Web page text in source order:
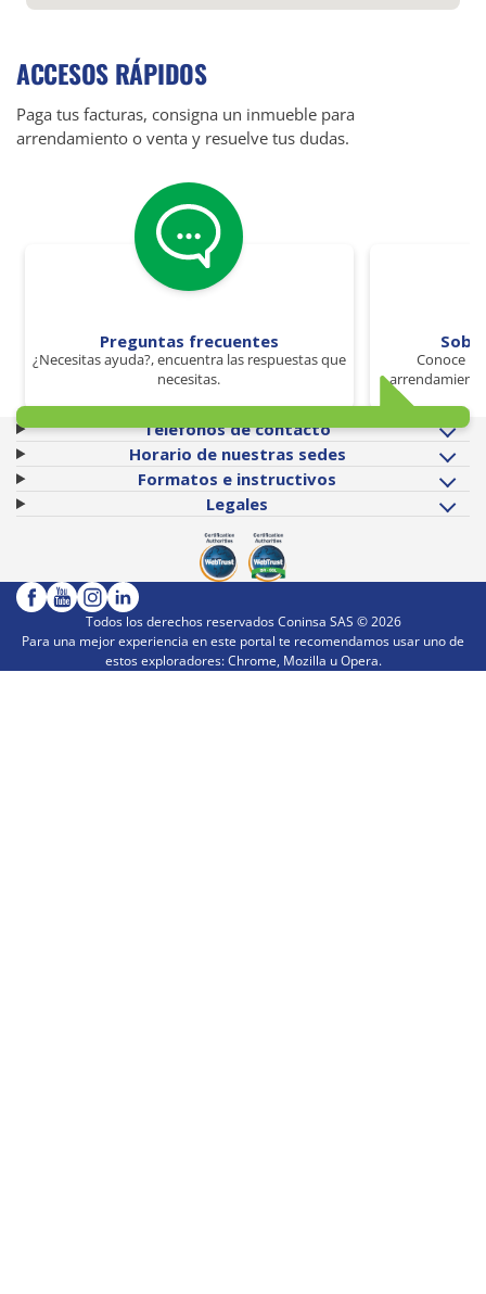
ACCESOS RÁPIDOS
Paga tus facturas, consigna un inmueble para
arrendamiento o venta y resuelve tus dudas.
Preguntas frecuentes
¿Necesitas ayuda?, encuentra las respuestas que
necesitas.
Conoce
Teléfonos de contacto
Horario de nuestras sedes
Formatos e instructivos
Legales
Todos los derechos reservados Coninsa SAS ©2026
Para una mejor experiencia en este portal te recomendamos usar uno de
estos exploradores: Chrome, Mozilla u Opera.